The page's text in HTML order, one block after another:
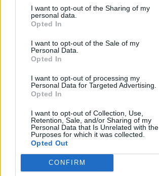
I want to opt-out of the Sharing of my
personal data.
Opted In
I want to opt-out of the Sale of my
Personal Data.
Opted In
I want to opt-out of processing my
Personal Data for Targeted Advertising.
Opted In
I want to opt-out of Collection, Use,
Retention, Sale, and/or Sharing of my
Personal Data that Is Unrelated with the
Purposes for which it was collected.
Opted Out
CONFIRM
|19/02/2026 18:00